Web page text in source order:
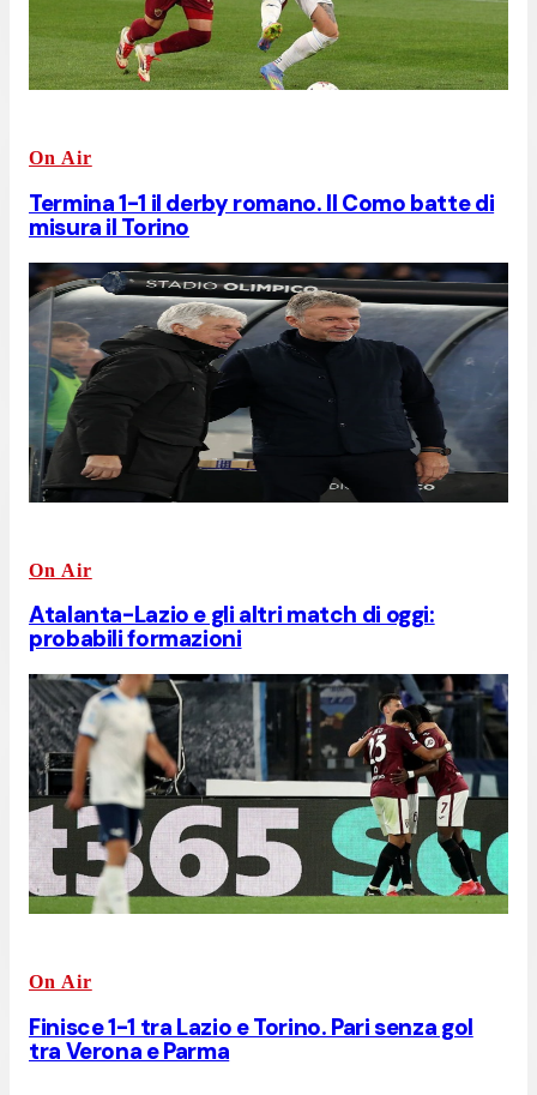
On Air
Termina 1-1 il derby romano. Il Como batte di
misura il Torino
On Air
Atalanta-Lazio e gli altri match di oggi:
probabili formazioni
On Air
Finisce 1-1 tra Lazio e Torino. Pari senza gol
tra Verona e Parma